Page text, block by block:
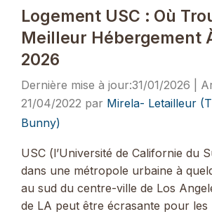
Logement USC : Où
Meilleur Hébergement
2026
31/01/2026
21/04/2022 par Mirela- Letailleur
Bunny)
USC (l’Université de Californie du
dans une métropole urbaine à
au sud du centre-ville de Los
de LA peut être écrasante pour